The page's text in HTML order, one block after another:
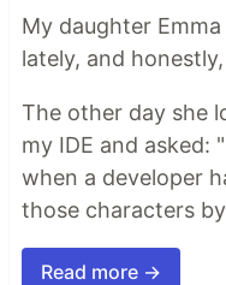
My daughter Emma
lately, and
The other day she
my IDE and asked:
when a developer
those characters
Read more →